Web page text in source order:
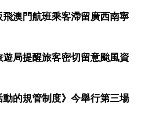
飛澳門航班乘客滯留廣西南寧
遊局提醒旅客密切留意颱風資
動的規管制度》今舉行第三場